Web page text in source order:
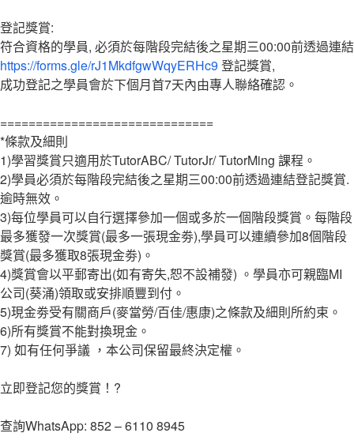
登記獎賞:
符合資格的學員, 必須於每階段完結後之星期三00:00前透過連結
https://forms.gle/rJ1MkdfgwWqyERHc9 登記獎賞,
成功登記之學員會於下個月首7天內由專人聯絡確認。
==============================
*條款及細則
1)學習獎賞只適用於TutorABC/ TutorJr/ TutorMing 課程。
2)學員必須於每階段完結後之星期三00:00前透過連結登記獎賞.
逾時無效。
3)每位學員可以自行選擇參加一個或多於一個階段獎賞。每階段
最多獲發一次獎賞(最多一張現金劵),學員可以連續參加8個階段
獎賞(最多獲取8張現金劵)。
4)獎賞會以平郵寄出(如有寄失,恕不設補發) 。學員亦可親臨MI
公司(葵涌)領取或安排順豐到付。
5)現金劵受有關商戶(麥當勞/百佳/惠康)之條款及細則所約束。
6)所有獎賞不能對換現金。
7) 如有任何爭議 ，本公司保留最終決定權。
立即登記您的獎賞！?
查詢WhatsApp: 852 – 6110 8945